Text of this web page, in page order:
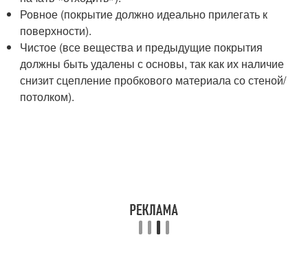
Ровное (покрытие должно идеально прилегать к
поверхности).
Чистое (все вещества и предыдущие покрытия
должны быть удалены с основы, так как их наличие
снизит сцепление пробкового материала со стеной/
потолком).